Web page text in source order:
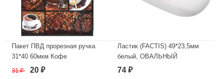
Пакет ПВД прорезная ручка
31*40 60мкм Кофе
В наличии
31₽ 20 ₽
Ластик (FACTIS) 49*23,5мм
белый, ОВАЛЬНЫЙ
арт.ЕOV24
74 ₽